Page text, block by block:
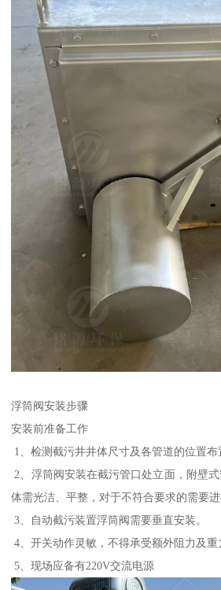
浮筒阀安装步骤
安装前准备工作
1、检测截污井井体尺寸及各管道的位置布
2、浮筒阀安装在截污管口处立面，附壁
体需光洁、平整，对于不符合要求的需要进
3、自动截污装置浮筒阀需要垂直安装。
4、开关动作灵敏，不得承受额外阻力及重
5、现场应备有220V交流电源